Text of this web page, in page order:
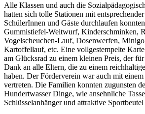
Alle Klassen und auch die
hatten sich tolle Stationen mit
SchülerInnen und Gäste durchlaufen
Gummistiefel-Weitwurf, Kinderschminken,
Vogelscheuchen-Lauf, Dosenwerfen,
Kartoffellauf, etc. Eine vollgestempelte
am Glücksrad zu einem kleinen Preis, der
Dank an alle Eltern, die zu einem
haben. Der Förderverein war auch mit
vertreten. Die Familien konnten zugunsten
Hundertwasser Dinge, wie ansehnliche
Schlüsselanhänger und attraktive